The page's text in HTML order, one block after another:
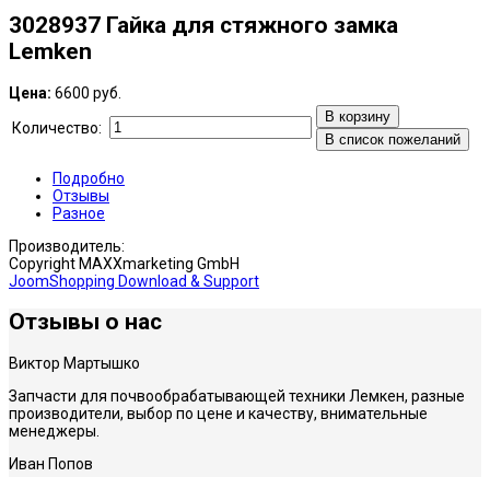
3028937 Гайка для стяжного замка
Lemken
Цена: 6600 руб.
Количество:
В корзину
В список пожеланий
Подробно
Отзывы
Разное
Производитель:
Copyright MAXXmarketing GmbH
JoomShopping Download & Support
Отзывы о нас
Виктор Мартышко
Запчасти для почвообрабатывающей техники Лемкен, разные
производители, выбор по цене и качеству, внимательные
менеджеры.
Иван Попов